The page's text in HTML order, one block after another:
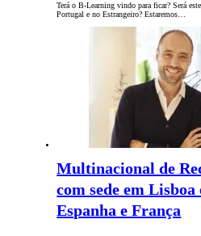
Terá o B-Learning vindo para ficar? Será
Portugal e no Estrangeiro? Estaremos…
Multinacional de
com sede em Lisboa
Espanha e França